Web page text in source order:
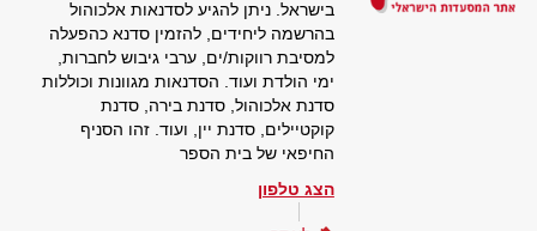
בישראל. ניתן להגיע לסדנאות אלכוהול
בהרשמה ליחידים, להזמין סדנא כהפעלה
למסיבת רווקות/ים, ערבי גיבוש לחברות,
ימי הולדת ועוד. הסדנאות מגוונות וכוללות
סדנת אלכוהול, סדנת בירה, סדנת
קוקטיילים, סדנת יין, ועוד. זהו הסניף
החיפאי של בית הספר
הצג טלפון